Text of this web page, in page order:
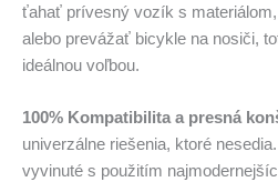
ťahať prívesný vozík s
alebo prevážať bicykle na nosiči,
ideálnou voľbou.
100% Kompatibilita a presná
univerzálne riešenia, ktoré
vyvinuté s použitím